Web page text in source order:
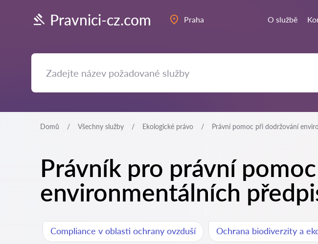
Pravnici-cz.com Praha O službě
Domů Všechny služby Ekologické právo Právní pomoc při dodržování
Právník pro právní
environmentálních
Compliance v oblasti ochrany ovzduší Ochrana biodiverzity a